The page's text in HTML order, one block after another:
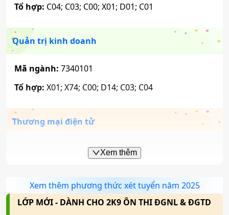
Tổ hợp: C04; C03; C00; X01; D01; C01
Quản trị kinh doanh
Mã ngành: 7340101
Tổ hợp: X01; X74; C00; D14; C03; C04
Thương mại điện tử
7340122
Kế toán
Xem thêm
Xem thêm phương thức xét tuyển năm 2025
LỚP MỚI - DÀNH CHO 2K9 ÔN THI ĐGNL & ĐGTD